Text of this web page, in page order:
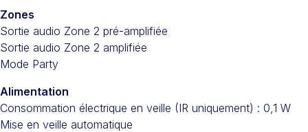
Zones
Sortie audio Zone 2 pré-amplifiée
Sortie audio Zone 2 amplifiée
Mode Party
Alimentation
Consommation électrique en veille (IR uniquement) : 0,1 W
Mise en veille automatique